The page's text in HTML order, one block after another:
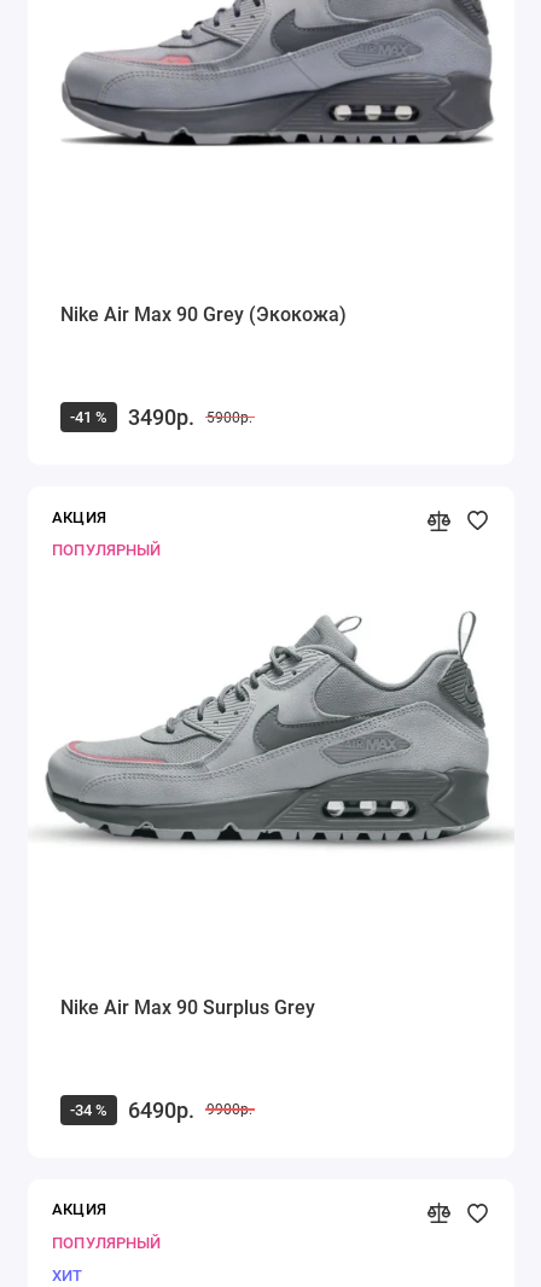
Кроссовки Saucony
Кроссовки Puma
Кроссовки Fila
Куртка Canada Goose
Nike Air Max 90 Grey (Экокожа)
-41 % 3490р. 5900р.
АКЦИЯ
ПОПУЛЯРНЫЙ
Nike Air Max 90 Surplus Grey
-34 % 6490р. 9900р.
АКЦИЯ
ПОПУЛЯРНЫЙ
ХИТ